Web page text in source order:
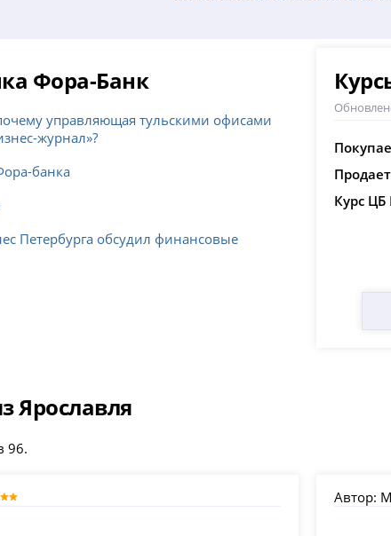
Фора-Банк
управляющая тульскими офисами
журнал»?
банка
Петербурга обсудил финансовые
Продает
Курс ЦБ
Ярославля
96.
Автор: